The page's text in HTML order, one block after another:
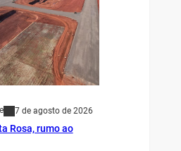
7 de agosto de 2026
Rosa, rumo ao